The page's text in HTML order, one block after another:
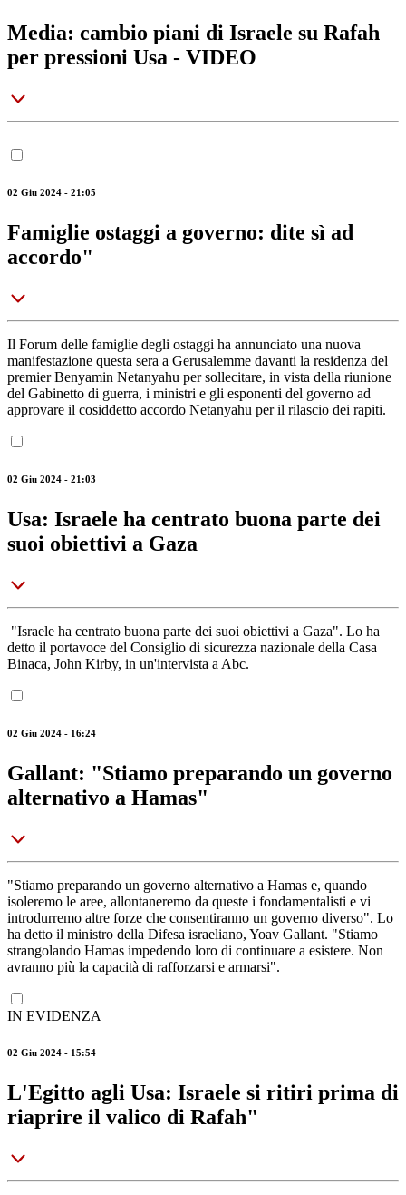
Media: cambio piani di Israele su Rafah
per pressioni Usa - VIDEO
02 Giu 2024 - 21:05
Famiglie ostaggi a governo: dite sì ad
accordo"
Il Forum delle famiglie degli ostaggi ha annunciato una nuova
manifestazione questa sera a Gerusalemme davanti la residenza del
premier Benyamin Netanyahu per sollecitare, in vista della riunione
del Gabinetto di guerra, i ministri e gli esponenti del governo ad
approvare il cosiddetto accordo Netanyahu per il rilascio dei rapiti.
02 Giu 2024 - 21:03
Usa: Israele ha centrato buona parte dei
suoi obiettivi a Gaza
"Israele ha centrato buona parte dei suoi obiettivi a Gaza". Lo ha
detto il portavoce del Consiglio di sicurezza nazionale della Casa
Binaca, John Kirby, in un'intervista a Abc.
02 Giu 2024 - 16:24
Gallant: "Stiamo preparando un governo
alternativo a Hamas"
"Stiamo preparando un governo alternativo a Hamas e, quando
isoleremo le aree, allontaneremo da queste i fondamentalisti e vi
introdurremo altre forze che consentiranno un governo diverso". Lo
ha detto il ministro della Difesa israeliano, Yoav Gallant. "Stiamo
strangolando Hamas impedendo loro di continuare a esistere. Non
avranno più la capacità di rafforzarsi e armarsi".
IN EVIDENZA
02 Giu 2024 - 15:54
L'Egitto agli Usa: Israele si ritiri prima di
riaprire il valico di Rafah"